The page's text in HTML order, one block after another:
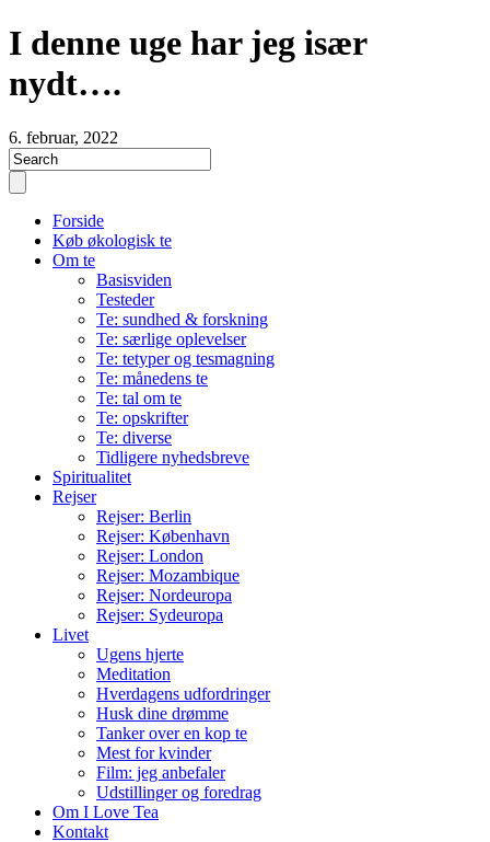
I denne uge har jeg især
nydt….
6. februar, 2022
Forside
Køb økologisk te
Om te
Basisviden
Testeder
Te: sundhed & forskning
Te: særlige oplevelser
Te: tetyper og tesmagning
Te: månedens te
Te: tal om te
Te: opskrifter
Te: diverse
Tidligere nyhedsbreve
Spiritualitet
Rejser
Rejser: Berlin
Rejser: København
Rejser: London
Rejser: Mozambique
Rejser: Nordeuropa
Rejser: Sydeuropa
Livet
Ugens hjerte
Meditation
Hverdagens udfordringer
Husk dine drømme
Tanker over en kop te
Mest for kvinder
Film: jeg anbefaler
Udstillinger og foredrag
Om I Love Tea
Kontakt